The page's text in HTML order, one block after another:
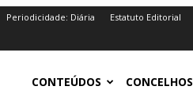
Periodicidade: Diária Estatuto Editorial
CONTEÚDOS CONCELHOS